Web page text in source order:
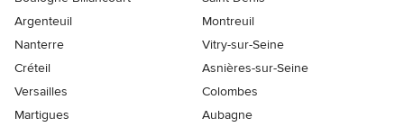
Argenteuil
Montreuil
Nanterre
Vitry-sur-Seine
Créteil
Asnières-sur-Seine
Versailles
Colombes
Martigues
Aubagne